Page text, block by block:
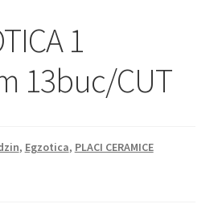
1
13buc/CUT
, Egzotica, PLACI CERAMICE